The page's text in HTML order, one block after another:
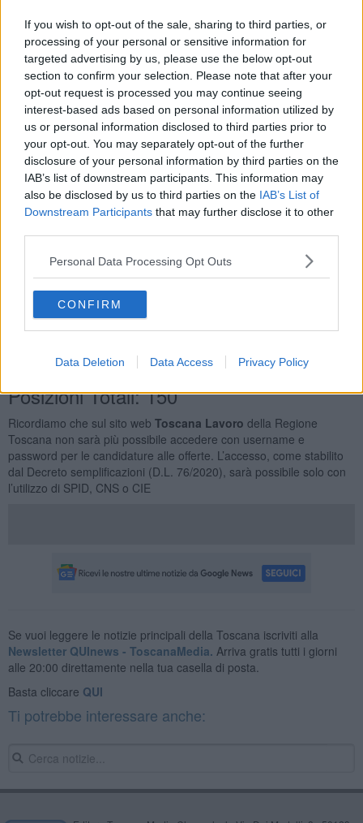
If you wish to opt-out of the sale, sharing to third parties, or
processing of your personal or sensitive information for
targeted advertising by us, please use the below opt-out
section to confirm your selection. Please note that after your
opt-out request is processed you may continue seeing
interest-based ads based on personal information utilized by
us or personal information disclosed to third parties prior to
your opt-out. You may separately opt-out of the further
disclosure of your personal information by third parties on the
IAB’s list of downstream participants. This information may
also be disclosed by us to third parties on the IAB’s List of
Downstream Participants that may further disclose it to other
Personal Data Processing Opt Outs
CONFIRM
Data Deletion Data Access Privacy Policy
Questa settimana:
I lavori più richiesti
Agenti e Periti Immobiliari10
Impiegato Amministrativo9
Addetti Alla Gestione Dei Magazzini e Professioni
Assimilate6
Idraulici Nelle Costruzioni Civili 6
Orario Lavoro
Full Time118
Lavoro a Turni24
Tipologia Contratto
Lavoro a Tempo Determinato163
Tirocinio10
Posizioni Totali: 150
Ricordiamo che sul sito web Toscana Lavoro della Regione
Toscana non sarà più possibile accedere con username e
password per le candidature alle offerte. L’accesso, come stabilito
dal Decreto semplificazioni (D.L. 76/2020), sarà possibile solo con
l’utilizzo di SPID, CNS o CIE
Se vuoi leggere le notizie principali della Toscana iscriviti alla
Newsletter QUInews - ToscanaMedia. Arriva gratis tutti i giorni
alle 20:00 direttamente nella tua casella di posta.
Basta cliccare QUI
Ti potrebbe interessare anche: